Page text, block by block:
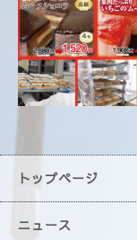
トップページ
ニュース